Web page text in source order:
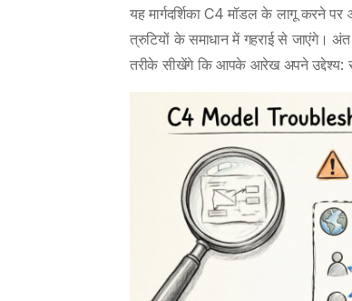
यह मार्गदर्शिका C4 मॉडल के लागू करने
त्रुटियों के समाधान में गहराई से जाएंगे।
तरीके सीखेंगे कि आपके आरेख अपने उद्देश्य: